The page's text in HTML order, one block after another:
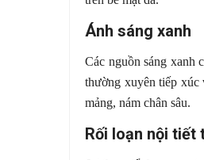
Ánh sáng xanh
Các nguồn sáng xanh
thường xuyên tiếp xúc
mảng, nám chân sâu.
Rối loạn nội tiết